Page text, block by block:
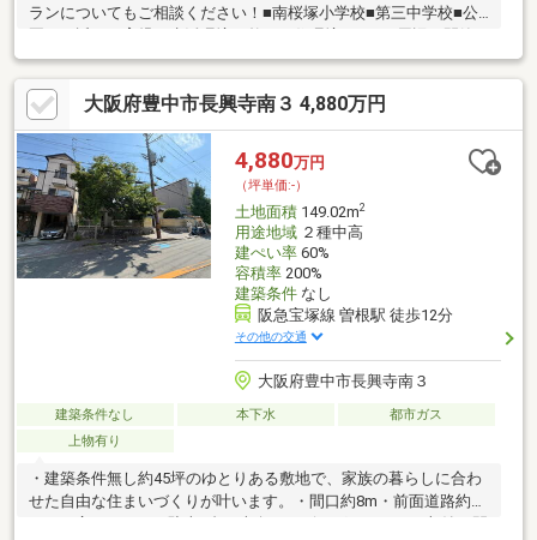
ランについてもご相談ください！■南桜塚小学校■第三中学校■公
園にも近く、育児や生活環境の整った住環境です！■周辺は閑静
な住宅街！■解体更地渡し【周辺施設】◆南桜塚小学校…約
280m◆第三中学校…約960m◆シェフカワカミ…約350m◆コー
プ…約490m◆セブンイレブン…約180m◆大塚公園…約30m
大阪府豊中市長興寺南３ 4,880万円
4,880万円
（坪単価:-）
土地面積149.02m2
用途地域２種中高
建ぺい率60%
容積率200%
建築条件なし
阪急宝塚線 曽根駅 徒歩12分
その他の交通
大阪府豊中市長興寺南３
建築条件なし 本下水
都市ガス
上物有り
・建築条件無し約45坪のゆとりある敷地で、家族の暮らしに合わ
せた自由な住まいづくりが叶います。・間口約8m・前面道路約